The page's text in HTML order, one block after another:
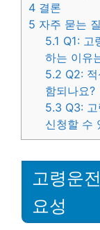
4 결론
5 자주 묻는
5.1 Q1: 고
하는 이유
5.2 Q2:
함되나요?
5.3 Q3:
신청할 수
고령운
요성